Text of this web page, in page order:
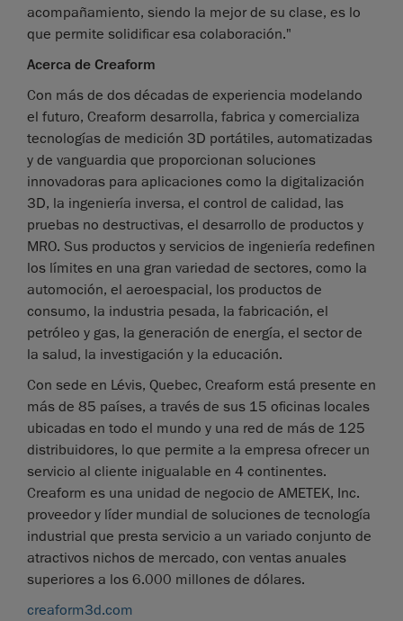
acompañamiento, siendo la mejor de su clase, es lo
que permite solidificar esa colaboración."
Acerca de Creaform
Con más de dos décadas de experiencia modelando
el futuro, Creaform desarrolla, fabrica y comercializa
tecnologías de medición 3D portátiles, automatizadas
y de vanguardia que proporcionan soluciones
innovadoras para aplicaciones como la digitalización
3D, la ingeniería inversa, el control de calidad, las
pruebas no destructivas, el desarrollo de productos y
MRO. Sus productos y servicios de ingeniería redefinen
los límites en una gran variedad de sectores, como la
automoción, el aeroespacial, los productos de
consumo, la industria pesada, la fabricación, el
petróleo y gas, la generación de energía, el sector de
la salud, la investigación y la educación.
Con sede en Lévis, Quebec, Creaform está presente en
más de 85 países, a través de sus 15 oficinas locales
ubicadas en todo el mundo y una red de más de 125
distribuidores, lo que permite a la empresa ofrecer un
servicio al cliente inigualable en 4 continentes.
Creaform es una unidad de negocio de AMETEK, Inc.
proveedor y líder mundial de soluciones de tecnología
industrial que presta servicio a un variado conjunto de
atractivos nichos de mercado, con ventas anuales
superiores a los 6.000 millones de dólares.
creaform3d.com